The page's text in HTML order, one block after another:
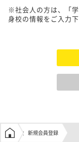
※社会人の方は、「
身校の情報をご入力下
学生の窓口トップ
新規会員登録